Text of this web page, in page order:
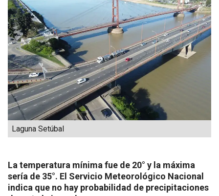
Laguna Setúbal
La temperatura mínima fue de 20° y la máxima
sería de 35°. El Servicio Meteorológico Nacional
indica que no hay probabilidad de precipitaciones